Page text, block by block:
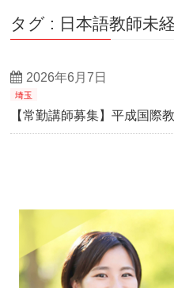
タグ : 日本語教師未
2026年6月7日
埼玉
【常勤講師募集】平成国際